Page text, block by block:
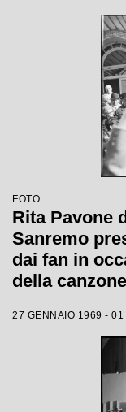
FOTO
Rita Pavone
Sanremo
dai fan in
della
27 GENNAIO 1969 -